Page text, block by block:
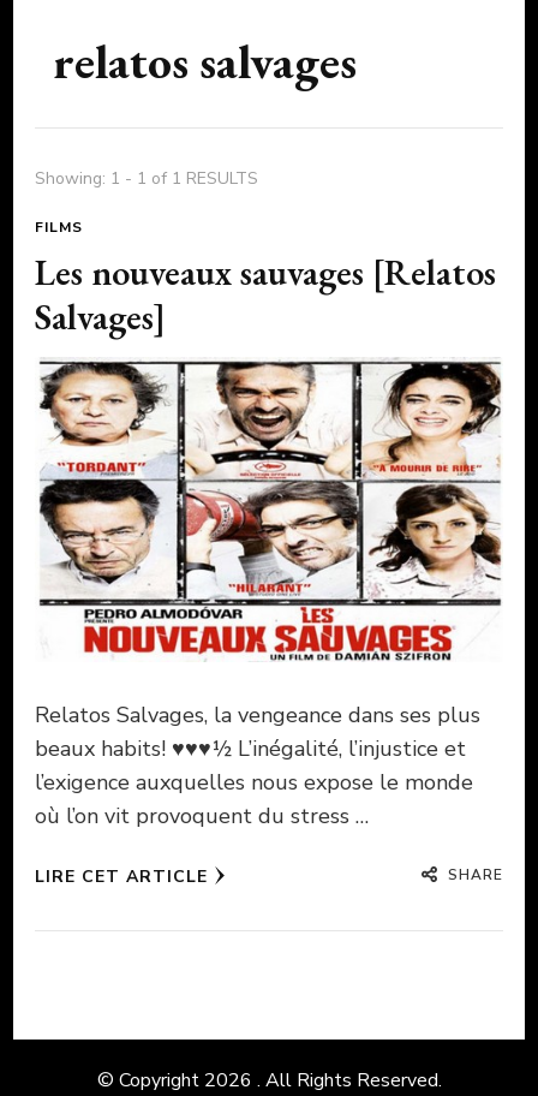
relatos salvages
Showing: 1 - 1 of 1 RESULTS
FILMS
Les nouveaux sauvages [Relatos
Salvages]
Relatos Salvages, la vengeance dans ses plus
beaux habits! ♥♥♥½ L’inégalité, l’injustice et
l’exigence auxquelles nous expose le monde
où l’on vit provoquent du stress …
LIRE CET ARTICLE SHARE
© Copyright 2026 . All Rights Reserved.